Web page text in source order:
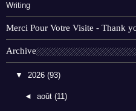
Writing
Merci Pour Votre Visite - Thank
Archive
▼ 2026 (93)
◄août(11)